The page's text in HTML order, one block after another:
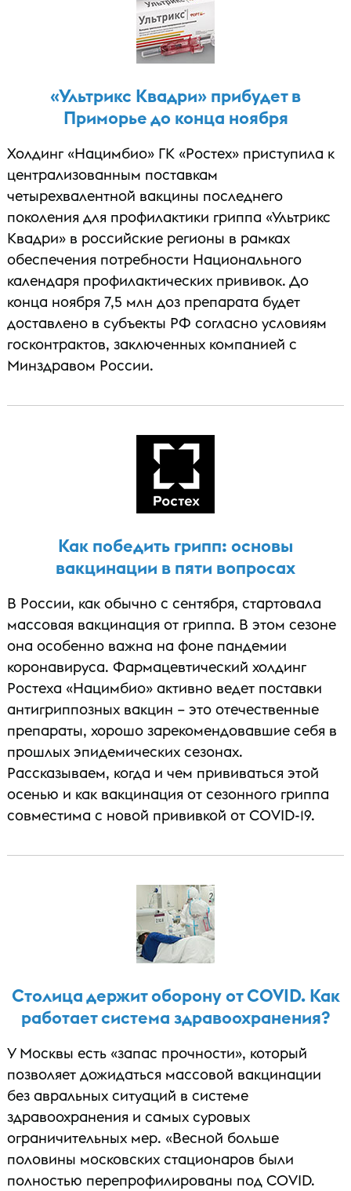
«Ультрикс Квадри» прибудет в
Приморье до конца ноября
Холдинг «Нацимбио» ГК «Ростех» приступила к
централизованным поставкам
четырехвалентной вакцины последнего
поколения для профилактики гриппа «Ультрикс
Квадри» в российские регионы в рамках
обеспечения потребности Национального
календаря профилактических прививок. До
конца ноября 7,5 млн доз препарата будет
доставлено в субъекты РФ согласно условиям
госконтрактов, заключенных компанией с
Минздравом России.
Как победить грипп: основы
вакцинации в пяти вопросах
В России, как обычно с сентября, стартовала
массовая вакцинация от гриппа. В этом сезоне
она особенно важна на фоне пандемии
коронавируса. Фармацевтический холдинг
Ростеха «Нацимбио» активно ведет поставки
антигриппозных вакцин – это отечественные
препараты, хорошо зарекомендовавшие себя в
прошлых эпидемических сезонах.
Рассказываем, когда и чем прививаться этой
осенью и как вакцинация от сезонного гриппа
совместима с новой прививкой от COVID-19.
Столица держит оборону от COVID. Как
работает система здравоохранения?
У Москвы есть «запас прочности», который
позволяет дожидаться массовой вакцинации
без авральных ситуаций в системе
здравоохранения и самых суровых
ограничительных мер. «Весной больше
половины московских стационаров были
полностью перепрофилированы под COVID.